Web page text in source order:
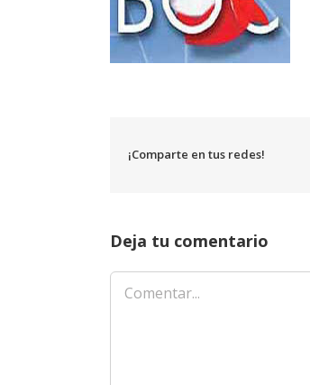
¡Comparte en tus redes!
Deja tu comentario
Comentar